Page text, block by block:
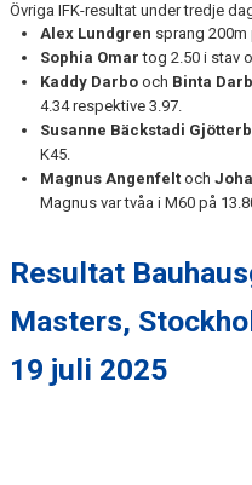
Övriga IFK-resultat under tredje
Alex Lundgren sprang 200m
Sophia Omar tog 2.50 i stav
Kaddy Darbo och Binta
4.34 respektive 3.97.
Susanne Bäckstadi
K45.
Magnus Angenfelt och
Magnus var tvåa i M60 på
Resultat
Masters,
19 juli 2025